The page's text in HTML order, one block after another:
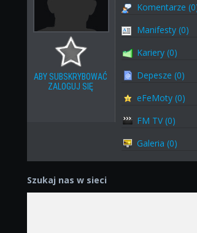
ABY SUBSKRYBOWAĆ
ZALOGUJ SIĘ
Komentarze
Manifesty (0)
Kariery (0)
Depesze (0)
eFeMoty (0)
FM TV (0)
Galeria (0)
Szukaj nas w sieci